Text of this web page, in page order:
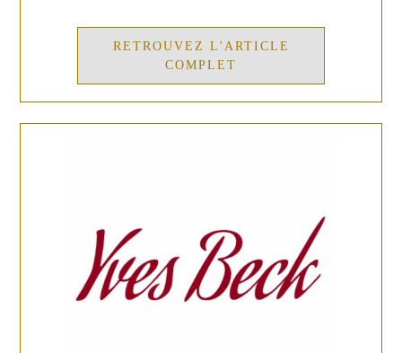
RETROUVEZ L'ARTICLE
COMPLET